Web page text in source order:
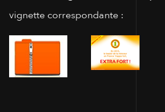
vignette correspondante :